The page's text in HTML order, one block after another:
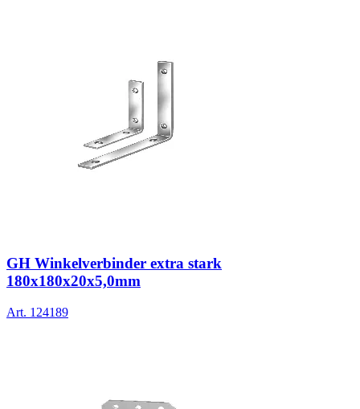
GH Winkelverbinder extra stark
180x180x20x5,0mm
Art. 124189